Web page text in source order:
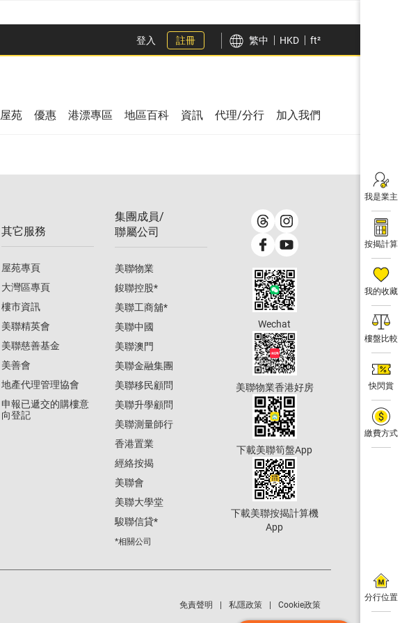
登入 註冊 繁中 HKD ft²
我是業主
按揭計算
我的收藏
樓盤比較
快閃賞
繳費方式
分行位置
屋苑 優惠 港漂專區 地區百科 資訊 代理/分行 加入我們
其它服務
屋苑專頁
大灣區專頁
樓市資訊
美聯精英會
美聯慈善基金
美善會
地產代理管理協會
申報已遞交的購樓意
向登記
集團成員/
聯屬公司
美聯物業
鋑聯控股*
美聯工商舖*
美聯中國
美聯澳門
美聯金融集團
美聯移民顧問
美聯升學顧問
美聯測量師行
香港置業
經絡按揭
美聯會
美聯大學堂
駿聯信貸*
*相關公司
Wechat
美聯物業香港好房
下載美聯筍盤App
下載美聯按揭計算機
App
免責聲明 私隱政策 Cookie政策